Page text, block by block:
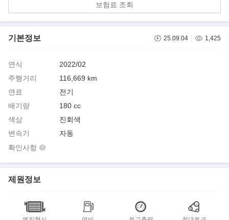
보험료 조회
기본정보 25.09.04 1,425
연식
2022/02
주행거리
116,669 km
연료
전기
배기량
180 cc
색상
진회색
변속기
자동
확인사항
제원정보